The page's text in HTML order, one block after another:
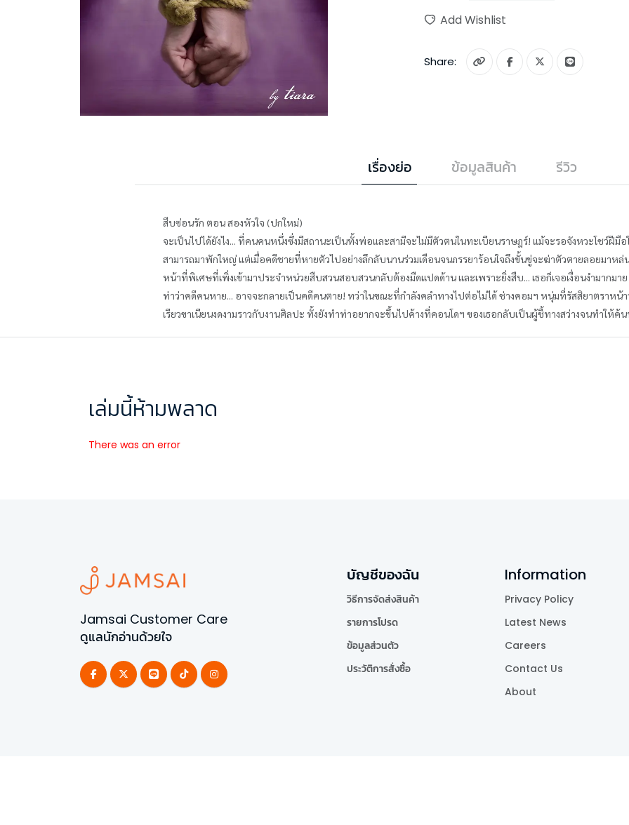
Add Wishlist
Share:
เรื่องย่อ ข้อมูลสินค้า รีวิว
สืบซ่อนรัก ตอน สองหัวใจ (ปกใหม่)
จะเป็นไปได้ยังไง... ที่คนคนหนึ่งซึ่งมีสถานะเป็นทั้งพ่อและสามีจะไม่มีตัวตนในทะเบียนราษฎร์! แม้จะรอจังหวะโชว์ฝีมื
สามารถมาพักใหญ่ แต่เมื่อคดีชายที่หายตัวไปอย่างลึกลับนานร่วมเดือนจนภรรยาร้อนใจถึงขั้นขู่จะฆ่าตัวตายลอยมาหล่
หน้าที่พิเศษที่เพิ่งเข้ามาประจำหน่วยสืบสวนสอบสวนกลับต้องมืดแปดด้าน และเพราะยิ่งสืบ... เธอก็เจอเงื่อนงำมากมาย
ท่าว่าคดีคนหาย... อาจจะกลายเป็นคดีคนตาย! ทว่าในขณะที่กำลังคลำทางไปต่อไม่ได้ ช่างคอมฯ หนุ่มที่รัสสิยาตราหน้
เรียวขาเนียนงดงามราวกับงานศิลปะ ทั้งยังทำท่าอยากจะขึ้นไปค้างที่คอนโดฯ ของเธอกลับเป็นผู้ชี้ทางสว่างจนทำให้ค้
เล่มนี้ห้ามพลาด
There was an error
Jamsai Customer Care
ดูแลนักอ่านด้วยใจ
บัญชีของฉัน
วิธีการจัดส่งสินค้า
รายการโปรด
ข้อมูลส่วนตัว
ประวัติการสั่งซื้อ
Information
Privacy Policy
Latest News
Careers
Contact Us
About